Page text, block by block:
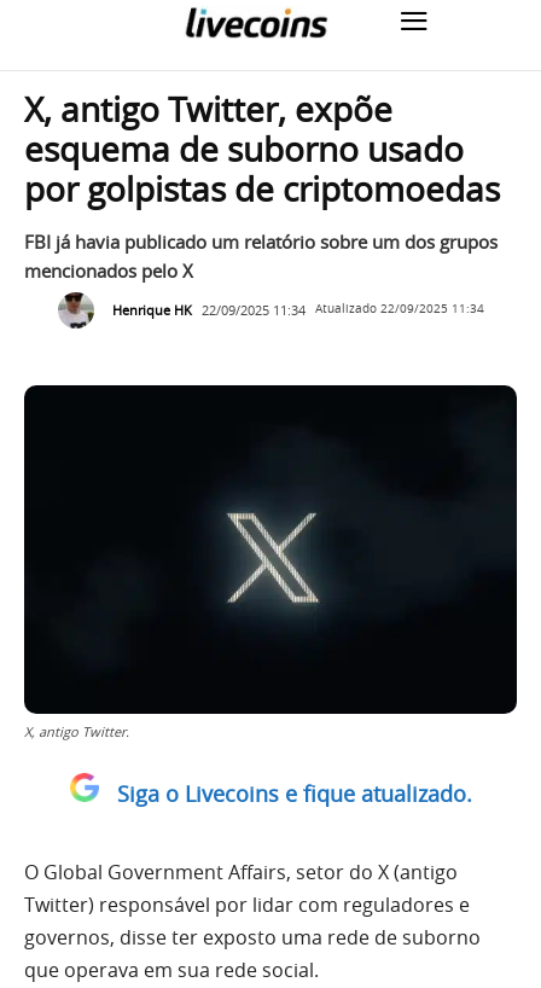
X, antigo Twitter, expõe
esquema de suborno usado
por golpistas de criptomoedas
FBI já havia publicado um relatório sobre um dos grupos
mencionados pelo X
Henrique HK 22/09/2025 11:34 Atualizado 22/09/2025 11:34
X, antigo Twitter.
Siga o Livecoins e fique atualizado.
O Global Government Affairs, setor do X (antigo
Twitter) responsável por lidar com reguladores e
governos, disse ter exposto uma rede de suborno
que operava em sua rede social.